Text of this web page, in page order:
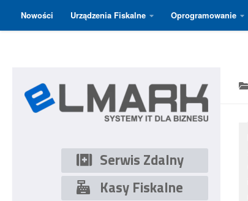
Skip to content
Nowości Urządzenia Fiskalne Oprogramowanie
Serwis Zdalny
Kasy Fiskalne